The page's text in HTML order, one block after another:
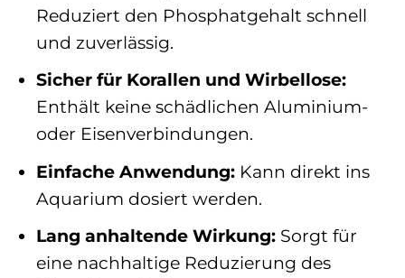
Reduziert den Phosphatgehalt schnell
und zuverlässig.
Sicher für Korallen und Wirbellose:
Enthält keine schädlichen Aluminium-
oder Eisenverbindungen.
Einfache Anwendung:Kann direkt ins
Aquarium dosiert werden.
Lang anhaltende Wirkung:Sorgt für
eine nachhaltige Reduzierung des